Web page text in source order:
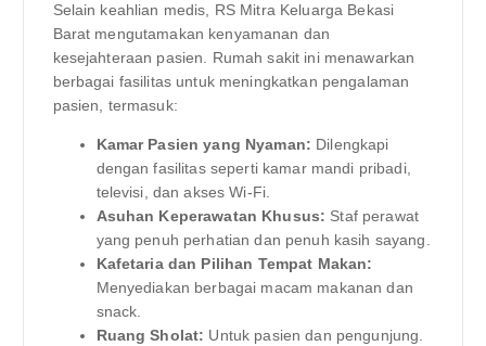
Selain keahlian medis, RS Mitra Keluarga Bekasi
Barat mengutamakan kenyamanan dan
kesejahteraan pasien. Rumah sakit ini menawarkan
berbagai fasilitas untuk meningkatkan pengalaman
pasien, termasuk:
Kamar Pasien yang Nyaman: Dilengkapi
dengan fasilitas seperti kamar mandi pribadi,
televisi, dan akses Wi-Fi.
Asuhan Keperawatan Khusus: Staf perawat
yang penuh perhatian dan penuh kasih sayang.
Kafetaria dan Pilihan Tempat Makan:
Menyediakan berbagai macam makanan dan
snack.
Ruang Sholat: Untuk pasien dan pengunjung.